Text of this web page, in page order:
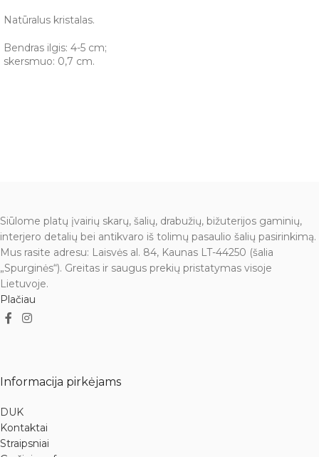
Natūralus kristalas.
Bendras ilgis: 4-5 cm;
skersmuo: 0,7 cm.
Siūlome platų įvairių skarų, šalių, drabužių, bižuterijos gaminių,
interjero detalių bei antikvaro iš tolimų pasaulio šalių pasirinkimą.
Mus rasite adresu: Laisvės al. 84, Kaunas LT-44250 (šalia
„Spurginės“). Greitas ir saugus prekių pristatymas visoje
Lietuvoje.
Plačiau
Informacija pirkėjams
DUK
Kontaktai
Straipsniai